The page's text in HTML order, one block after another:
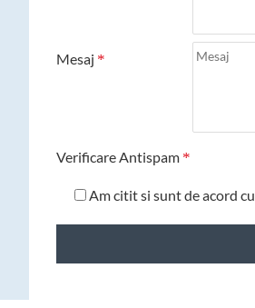
Mesaj
Verificare Antispam
Am citit si sunt de acord cu